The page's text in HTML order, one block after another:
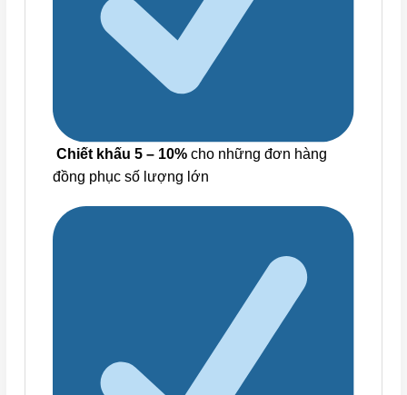
Chiết khấu 5 – 10%cho những đơn hàng
đồng phục số lượng lớn